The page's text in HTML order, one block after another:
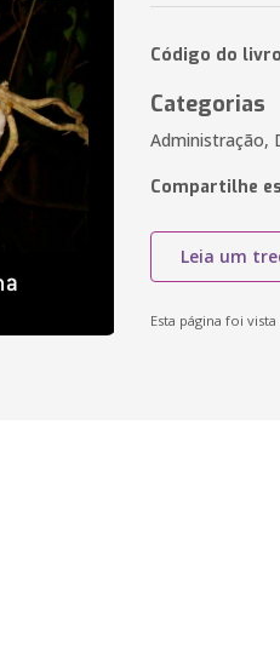
Código do
Categorias
Administração,
Compartilhe
Leia um
Esta página foi vista